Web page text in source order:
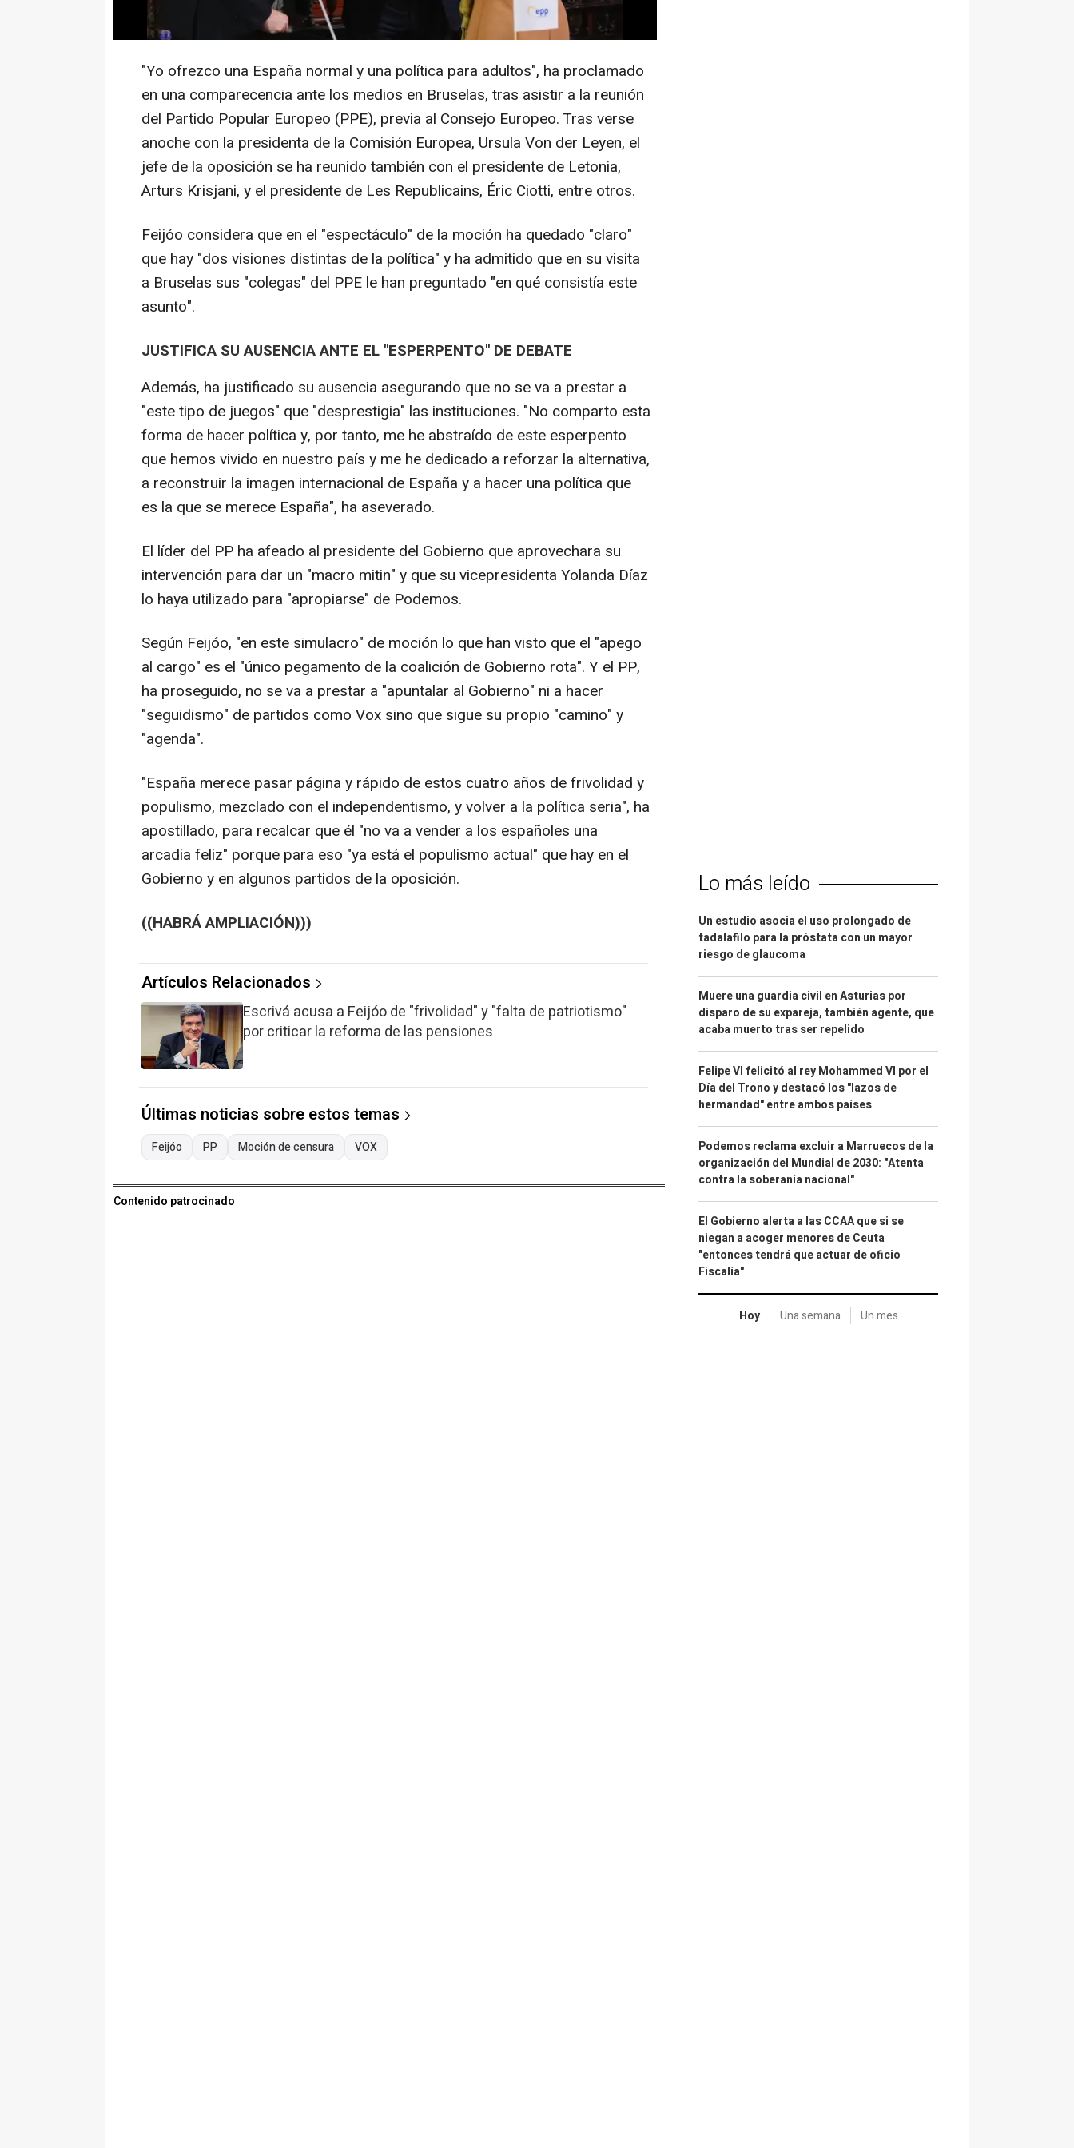
como candidato.
"Yo ofrezco una España normal y una política para adultos", ha proclamado
en una comparecencia ante los medios en Bruselas, tras asistir a la reunión
del Partido Popular Europeo (PPE), previa al Consejo Europeo. Tras verse
anoche con la presidenta de la Comisión Europea, Ursula Von der Leyen, el
jefe de la oposición se ha reunido también con el presidente de Letonia,
Arturs Krisjani, y el presidente de Les Republicains, Éric Ciotti, entre otros.
Feijóo considera que en el "espectáculo" de la moción ha quedado "claro"
que hay "dos visiones distintas de la política" y ha admitido que en su visita
a Bruselas sus "colegas" del PPE le han preguntado "en qué consistía este
asunto".
JUSTIFICA SU AUSENCIA ANTE EL "ESPERPENTO" DE DEBATE
Además, ha justificado su ausencia asegurando que no se va a prestar a
"este tipo de juegos" que "desprestigia" las instituciones. "No comparto esta
forma de hacer política y, por tanto, me he abstraído de este esperpento
que hemos vivido en nuestro país y me he dedicado a reforzar la alternativa,
a reconstruir la imagen internacional de España y a hacer una política que
es la que se merece España", ha aseverado.
El líder del PP ha afeado al presidente del Gobierno que aprovechara su
intervención para dar un "macro mitin" y que su vicepresidenta Yolanda Díaz
lo haya utilizado para "apropiarse" de Podemos.
Según Feijóo, "en este simulacro" de moción lo que han visto que el "apego
al cargo" es el "único pegamento de la coalición de Gobierno rota". Y el PP,
ha proseguido, no se va a prestar a "apuntalar al Gobierno" ni a hacer
"seguidismo" de partidos como Vox sino que sigue su propio "camino" y
"agenda".
"España merece pasar página y rápido de estos cuatro años de frivolidad y
populismo, mezclado con el independentismo, y volver a la política seria", ha
apostillado, para recalcar que él "no va a vender a los españoles una
arcadia feliz" porque para eso "ya está el populismo actual" que hay en el
Gobierno y en algunos partidos de la oposición.
((HABRÁ AMPLIACIÓN)))
Artículos Relacionados
Escrivá acusa a Feijóo de "frivolidad" y "falta de patriotismo"
por criticar la reforma de las pensiones
Últimas noticias sobre estos temas
Feijóo PP Moción de censura VOX
Contenido patrocinado
Lo más leído
Un estudio asocia el uso prolongado de
tadalafilo para la próstata con un mayor
riesgo de glaucoma
Muere una guardia civil en Asturias por
disparo de su expareja, también agente, que
acaba muerto tras ser repelido
Felipe VI felicitó al rey Mohammed VI por el
Día del Trono y destacó los "lazos de
hermandad" entre ambos países
Podemos reclama excluir a Marruecos de la
organización del Mundial de 2030: "Atenta
contra la soberanía nacional"
El Gobierno alerta a las CCAA que si se
niegan a acoger menores de Ceuta
"entonces tendrá que actuar de oficio
Fiscalía"
Hoy Una semana Un mes